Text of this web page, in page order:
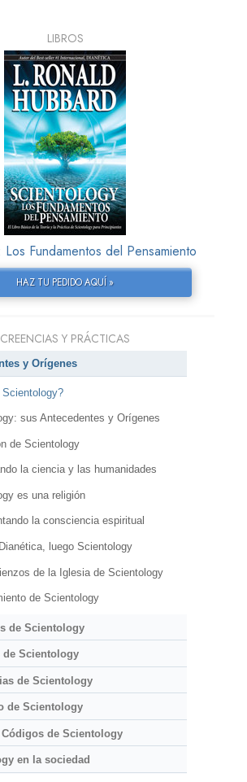
LIBROS
Fundamentos del Pensamiento
HAZ TU PEDIDO AQUÍ »
CREENCIAS Y PRÁCTICAS
y Orígenes
sus Antecedentes y Orígenes
de Scientology
la ciencia y las humanidades
es una religión
la consciencia espiritual
luego Scientology
de la Iglesia de Scientology
de Scientology
de Scientology
de Scientology
de Scientology
de Scientology
de Scientology
en la sociedad